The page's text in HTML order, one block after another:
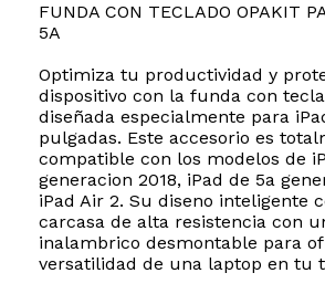
FUNDA CON TECLADO OPAKIT
5A
Optimiza tu productividad y
dispositivo con la funda con
diseñada especialmente para
pulgadas. Este accesorio es
compatible con los modelos de
generacion 2018, iPad de 5a
iPad Air 2. Su diseno inteligente
carcasa de alta resistencia con
inalambrico desmontable para
versatilidad de una laptop en tu